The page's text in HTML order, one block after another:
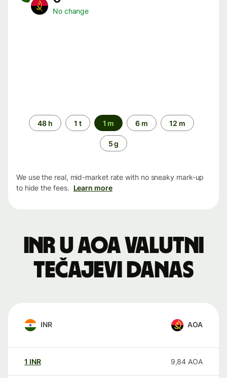
No change
Time
period
48 h 1 t 1 m 6 m 12 m
5 g
We use the real, mid-market rate with no sneaky mark-up
to hide the fees. Learn more
INR u AOA valutni
tečajevi danas
INR AOA
1 INR 9,84 AOA